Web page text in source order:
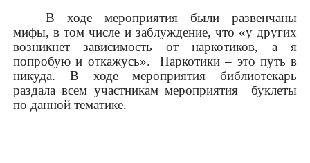
В ходе мероприятия были развенчаны
мифы, в том числе и заблуждение, что «у других
возникнет зависимость от наркотиков, а я
попробую и откажусь».
Наркотики – это путь в
никуда. В ходе мероприятия библиотекарь
раздала всем участникам мероприятия буклеты
по данной тематике.